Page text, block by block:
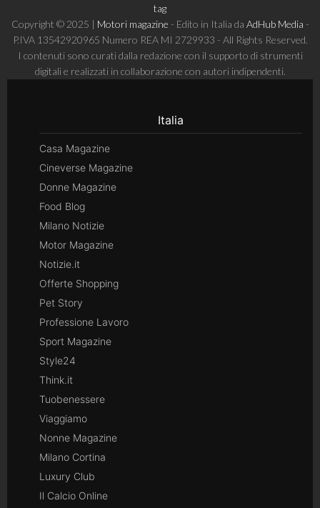
tag
Copyright © 2025 | Motori magazine - Edito in Italia da AdHub Media -
P.IVA 13542920965 Numero REA MI 2729933 - All Rights Reserved.
I contenuti sono curati dalla redazione con il supporto di strumenti
digitali e realizzati in collaborazione con autori indipendenti.
Italia
Casa Magazine
Cineverse Magazine
Donne Magazine
Food Blog
Milano Notizie
Motor Magazine
Notizie.it
Offerte Shopping
Pet Story
Professione Lavoro
Sport Magazine
Style24
Think.it
Tuobenessere
Viaggiamo
Nonne Magazine
Milano Cortina
Luxury Club
Il Calcio Online